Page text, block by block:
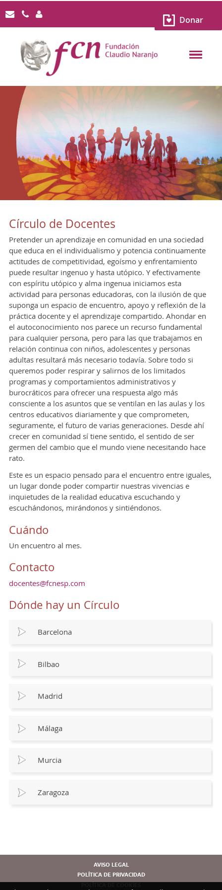
Donar
Círculo de Docentes
Pretender un aprendizaje en comunidad en una sociedad
que educa en el individualismo y potencia continuamente
actitudes de competitividad, egoísmo y enfrentamiento
puede resultar ingenuo y hasta utópico. Y efectivamente
con espíritu utópico y alma ingenua iniciamos esta
actividad para personas educadoras, con la ilusión de que
suponga un espacio de encuentro, apoyo y reflexión de la
práctica docente y el aprendizaje compartido. Ahondar en
el autoconocimiento nos parece un recurso fundamental
para cualquier persona, pero para las que trabajamos en
relación continua con niños, adolescentes y personas
adultas resultará más necesario todavía. Sobre todo si
queremos poder respirar y salirnos de los limitados
programas y comportamientos administrativos y
burocráticos para ofrecer una respuesta algo más
consciente a los asuntos que se ventilan en las aulas y los
centros educativos diariamente y que comprometen,
seguramente, el futuro de varias generaciones. Desde ahí
crecer en comunidad sí tiene sentido, el sentido de ser
germen del cambio que el mundo viene necesitando hace
rato.
Este es un espacio pensado para el encuentro entre iguales,
un lugar donde poder compartir nuestras vivencias e
inquietudes de la realidad educativa escuchando y
escuchándonos, mirándonos y sintiéndonos.
Cuándo
Un encuentro al mes.
Contacto
docentes@fcnesp.com
Dónde hay un Círculo
Barcelona
Bilbao
Madrid
Málaga
Murcia
Zaragoza
AVISO LEGAL
POLÍTICA DE PRIVACIDAD